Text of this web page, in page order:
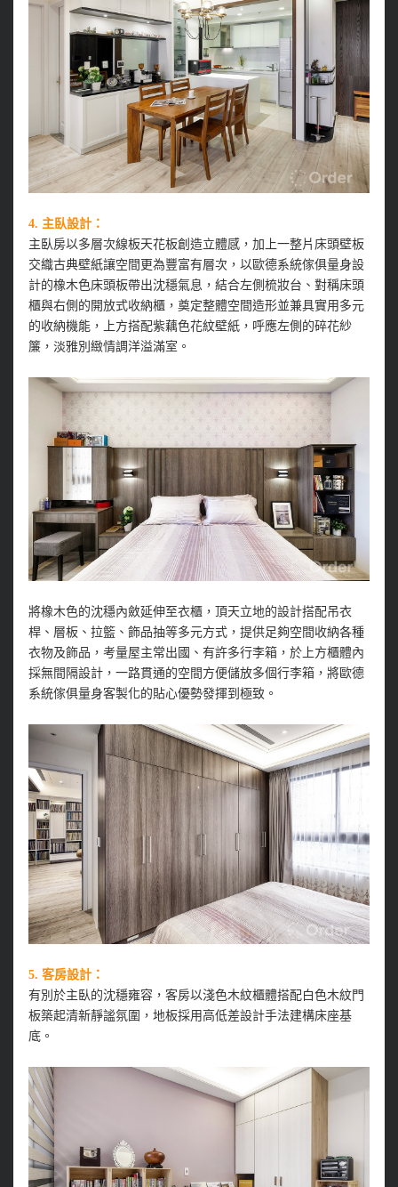
4. 主臥設計：
主臥房以多層次線板天花板創造立體感，加上一整片床頭壁板
交織古典壁紙讓空間更為豐富有層次，以歐德系統傢俱量身設
計的橡木色床頭板帶出沈穩氣息，結合左側梳妝台、對稱床頭
櫃與右側的開放式收納櫃，奠定整體空間造形並兼具實用多元
的收納機能，上方搭配紫藕色花紋壁紙，呼應左側的碎花紗
簾，淡雅別緻情調洋溢滿室。
將橡木色的沈穩內斂延伸至衣櫃，頂天立地的設計搭配吊衣
桿、層板、拉籃、飾品抽等多元方式，提供足夠空間收納各種
衣物及飾品，考量屋主常出國、有許多行李箱，於上方櫃體內
採無間隔設計，一路貫通的空間方便儲放多個行李箱，將歐德
系統傢俱量身客製化的貼心優勢發揮到極致。
5. 客房設計：
有別於主臥的沈穩雍容，客房以淺色木紋櫃體搭配白色木紋門
板築起清新靜謐氛圍，地板採用高低差設計手法建構床座基
底。